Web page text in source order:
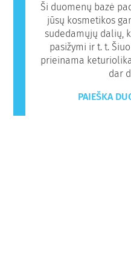
Ši duomenų bazė
jūsų kosmetikos
sudedamųjų dalių,
pasižymi ir t. t.
prieinama
dar
PAIEŠKA